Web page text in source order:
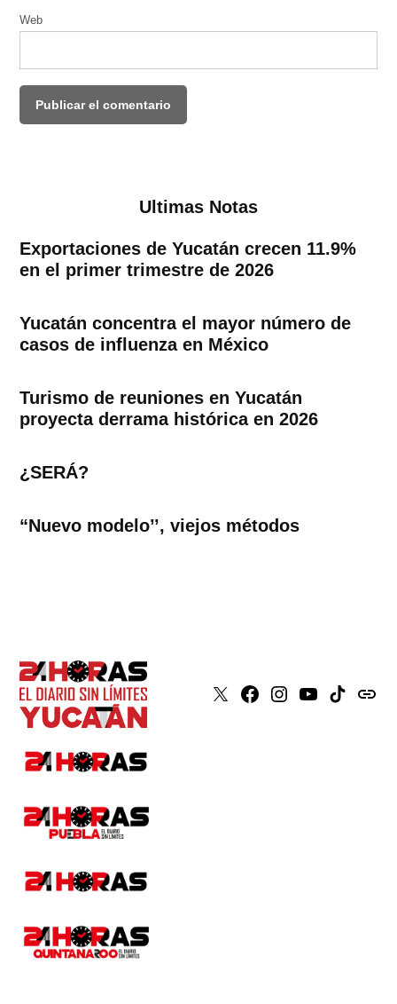
Web
Ultimas Notas
Exportaciones de Yucatán crecen 11.9%
en el primer trimestre de 2026
Yucatán concentra el mayor número de
casos de influenza en México
Turismo de reuniones en Yucatán
proyecta derrama histórica en 2026
¿SERÁ?
“Nuevo modelo’’, viejos métodos
X Faceboook
Instagram
YoutubeTiktokissuu